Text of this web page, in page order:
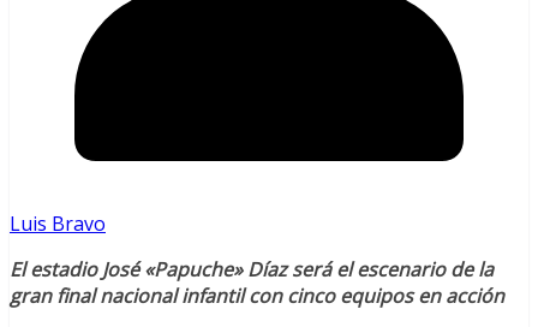
Luis Bravo
El estadio José «Papuche» Díaz será el escenario de la
gran final nacional infantil con cinco equipos en acción